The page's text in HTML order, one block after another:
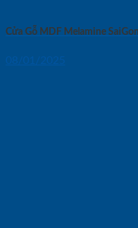
Cửa Gỗ MDF Melamine
08/01/2025